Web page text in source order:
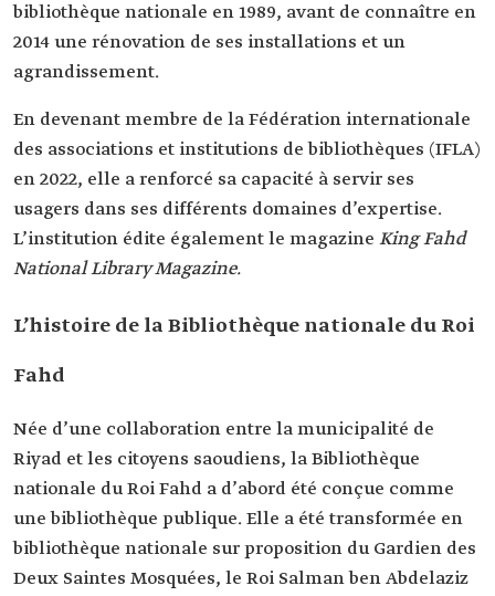
bibliothèque nationale en 1989, avant de connaître en
2014 une rénovation de ses installations et un
agrandissement.
En devenant membre de la Fédération internationale
des associations et institutions de bibliothèques (IFLA)
en 2022, elle a renforcé sa capacité à servir ses
usagers dans ses différents domaines d’expertise.
L’institution édite également le magazine King Fahd
National Library Magazine.
L’histoire de la Bibliothèque nationale du Roi
Fahd
Née d’une collaboration entre la municipalité de
Riyad et les citoyens saoudiens, la Bibliothèque
nationale du Roi Fahd a d’abord été conçue comme
une bibliothèque publique. Elle a été transformée en
bibliothèque nationale sur proposition du Gardien des
Deux Saintes Mosquées, le Roi Salman ben Abdelaziz